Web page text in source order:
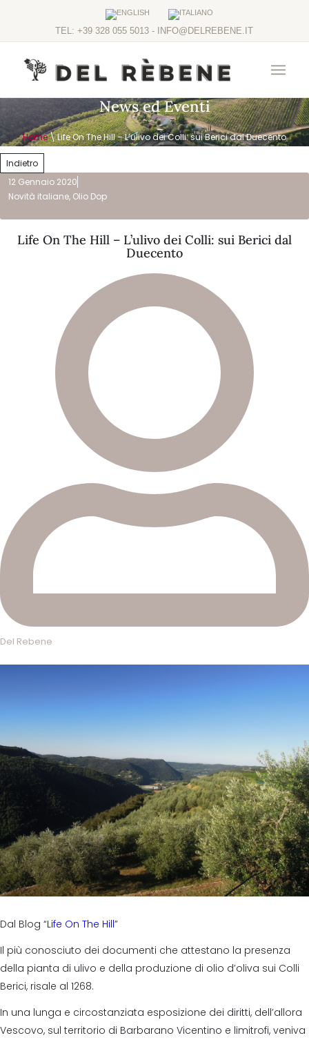
TEL: +39 328 055 5013 - INFO@DELREBENE.IT
News ed Eventi
Home\Life On The Hill – L’ulivo dei Colli: sui Berici dal Duecento
Indietro
12 Gennaio 2020
Novità italiane, Olio Dop
Life On The Hill – L’ulivo dei Colli: sui Berici dal
Duecento
Del Rebene
Dal Blog “Life On The Hill”
Il più conosciuto dei documenti che attestano la presenza
della pianta di ulivo e della produzione di olio d’oliva sui Colli
Berici, risale al 1268.
In una lunga e circostanziata esposizione dei diritti, dell’allora
Vescovo, sul territorio di Barbarano Vicentino e limitrofi, veniva